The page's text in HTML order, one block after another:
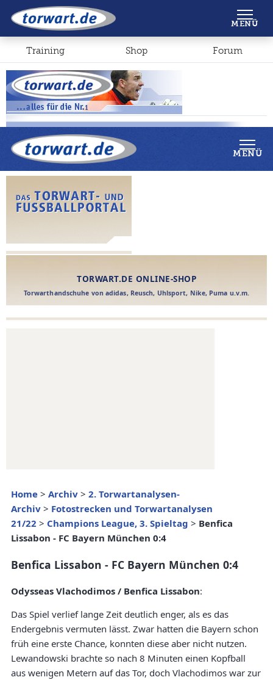
Shop Forum
MENÜ
Home > Archiv > 2. Torwartanalysen-
Archiv > Fotostrecken und Torwartanalysen
21/22 > Champions League, 3. Spieltag > Benfica
Lissabon - FC Bayern München 0:4
Benfica Lissabon - FC Bayern München 0:4
Odysseas Vlachodimos / Benfica Lissabon:
Das Spiel verlief lange Zeit deutlich enger, als es das
Endergebnis vermuten lässt. Zwar hatten die Bayern schon
früh eine erste Chance, konnten diese aber nicht nutzen.
Lewandowski brachte so nach 8 Minuten einen Kopfball
aus wenigen Metern auf das Tor, doch Vlachodimos war zur